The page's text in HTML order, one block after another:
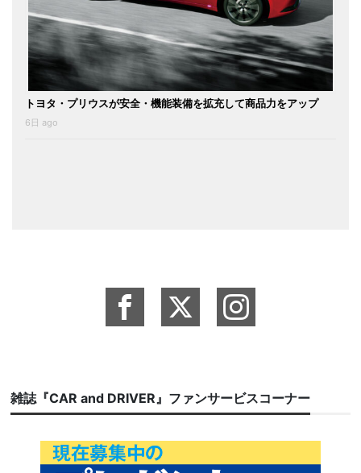
トヨタ・プリウスが安全・機能装備を拡充して商品力をアップ
6日 ago
雑誌『CAR and DRIVER』ファンサービスコーナー